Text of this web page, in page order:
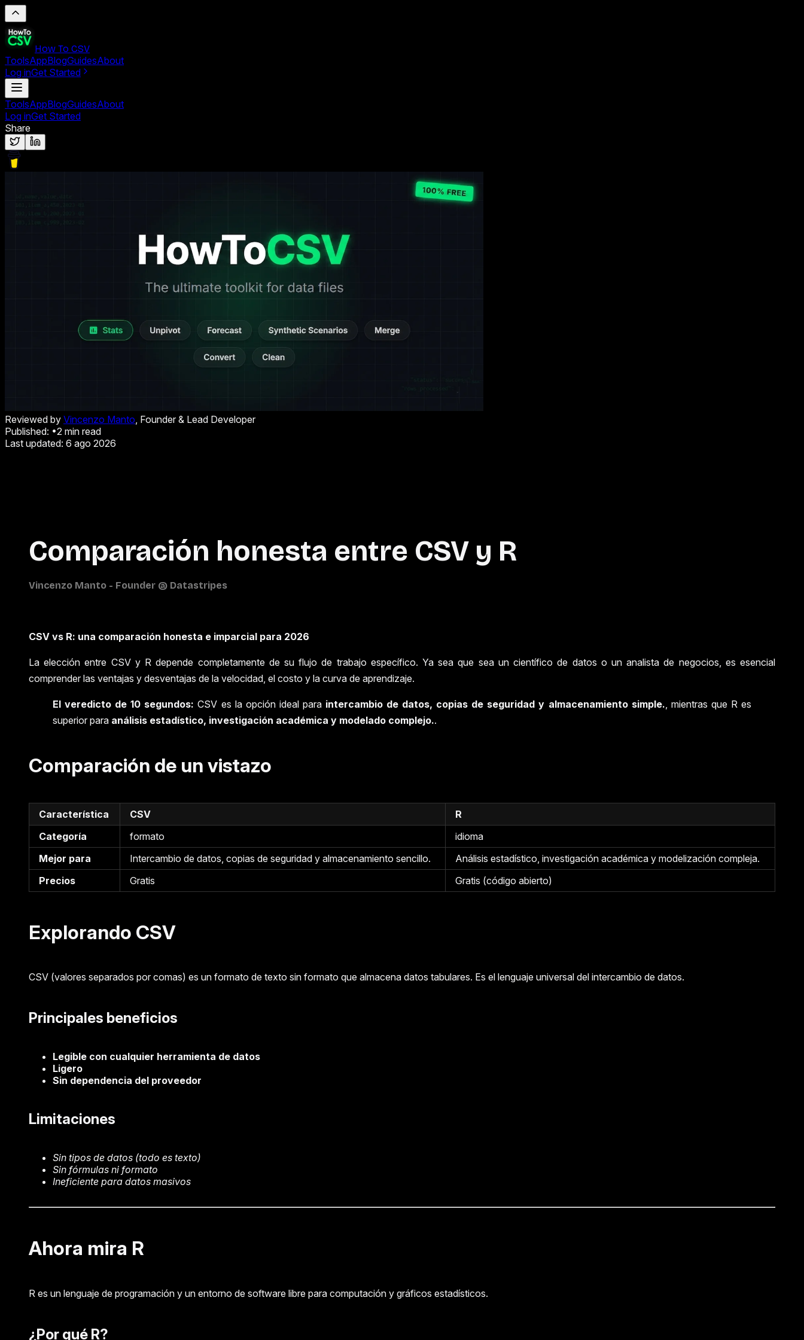
How To CSV
ToolsAppBlogGuidesAbout
Log inGet Started
ToolsAppBlogGuidesAbout
Log inGet Started
Share
Reviewed by Vincenzo Manto, Founder & Lead Developer
Published: •2 min read
Last updated: 6 ago 2026
Comparación honesta entre CSV y R
CSV vs R: una comparación honesta e imparcial para 2026
La elección entre CSV y R depende completamente de su flujo de trabajo específico. Ya sea que sea un científico de datos o un analista de negocios, es esencial
comprender las ventajas y desventajas de la velocidad, el costo y la curva de aprendizaje.
El veredicto de 10 segundos: CSV es la opción ideal para intercambio de datos, copias de seguridad y almacenamiento simple. , mientras que R es
superior para análisis estadístico, investigación académica y modelado complejo..
Comparación de un vistazo
Característica CSV
R
Categoría
formato
idioma
Mejor para
Intercambio de datos, copias de seguridad y almacenamiento sencillo.
Análisis estadístico, investigación académica y modelización compleja.
Precios
Gratis Gratis (código abierto)
Explorando CSV
CSV (valores separados por comas) es un formato de texto sin formato que almacena datos tabulares. Es el lenguaje universal del intercambio de datos.
Principales beneficios
Legible con cualquier herramienta de datos
Ligero
Sin dependencia del proveedor
Limitaciones
Sin tipos de datos (todo es texto)
Sin fórmulas ni formato
Ineficiente para datos masivos
Ahora mira R
R es un lenguaje de programación y un entorno de software libre para computación y gráficos estadísticos.
¿Por qué R?